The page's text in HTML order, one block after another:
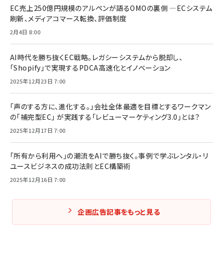
EC売上250億円規模のアルペンが語るOMOの裏側 ―ECシステム
刷新、メディアコマース転換、評価制度
2月4日 8:00
AI時代を勝ち抜くEC戦略。レガシーシステムから脱却し、
「Shopify」で実現するPDCA高速化とイノベーション
2025年12月23日 7:00
「声のする方に、進化する。」会社全体最適を目標とするワークマン
の「補完型EC」 が実践する「レビューマーケティング3.0」とは？
2025年12月17日 7:00
「所有から利用へ」の潮流をAIで勝ち抜く。事例で学ぶレンタル・リ
ユースビジネスの成功法則とEC構築術
2025年12月16日 7:00
企画広告記事をもっと見る